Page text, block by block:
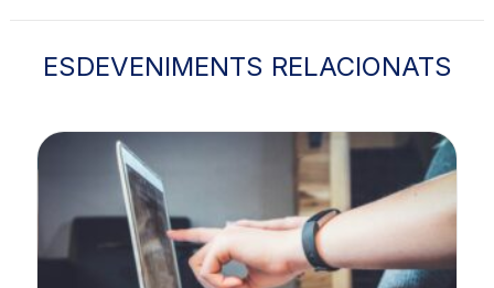
ESDEVENIMENTS RELACIONATS